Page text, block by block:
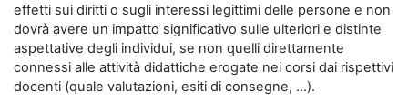
effetti sui diritti o sugli interessi legittimi delle persone e non
dovrà avere un impatto significativo sulle ulteriori e distinte
aspettative degli individui, se non quelli direttamente
connessi alle attività didattiche erogate nei corsi dai rispettivi
docenti (quale valutazioni, esiti di consegne, …).